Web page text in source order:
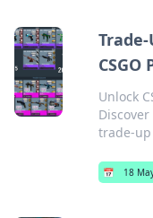
CSGO
Unlock
trade-up
📅 18